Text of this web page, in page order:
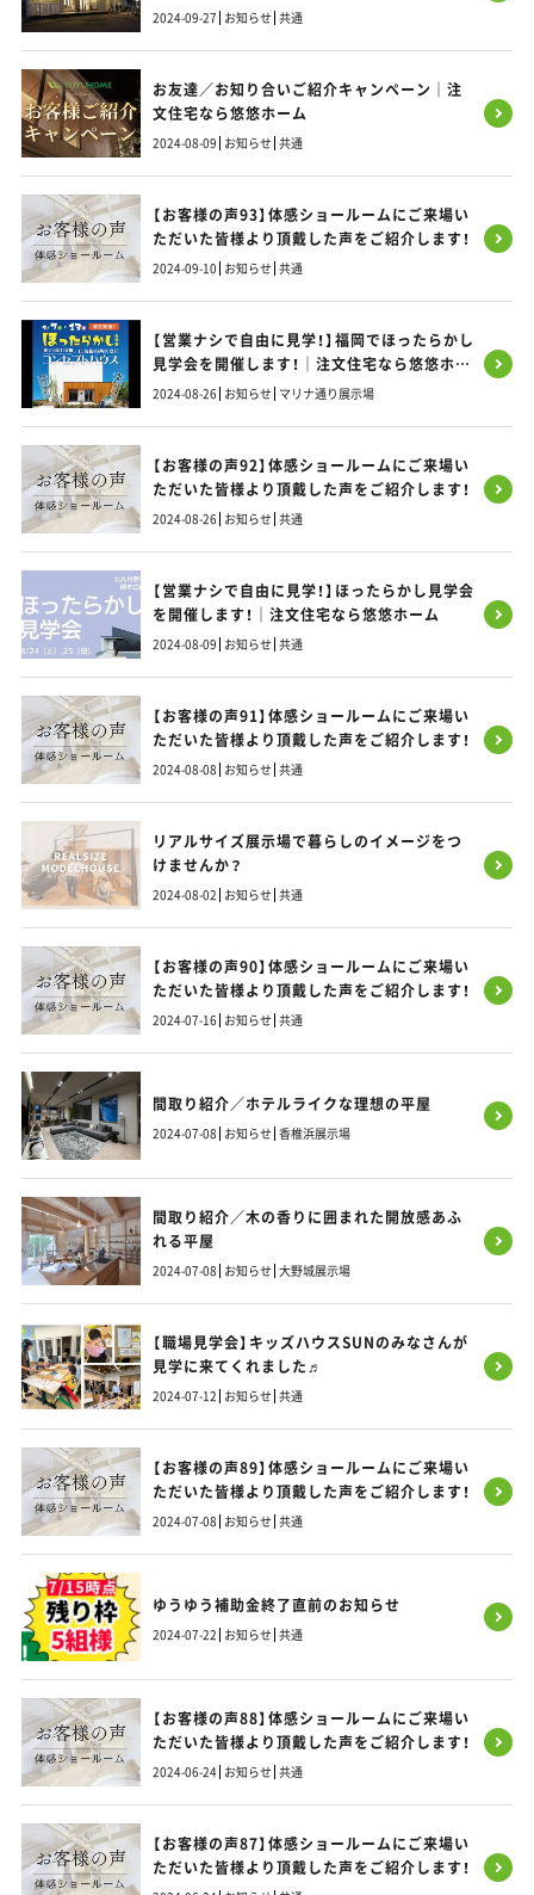
2024-09-27 お知らせ 共通
お友達／お知り合いご紹介キャンペーン｜注
文住宅なら悠悠ホーム
2024-08-09 お知らせ 共通
【お客様の声93】体感ショールームにご来場い
ただいた皆様より頂戴した声をご紹介します！
2024-09-10 お知らせ 共通
【営業ナシで自由に見学！】福岡でほったらかし
見学会を開催します！｜注文住宅なら悠悠ホー
ム
2024-08-26 お知らせ マリナ通り展示場
【お客様の声92】体感ショールームにご来場い
ただいた皆様より頂戴した声をご紹介します！
2024-08-26 お知らせ 共通
【営業ナシで自由に見学！】ほったらかし見学会
を開催します！｜注文住宅なら悠悠ホーム
2024-08-09 お知らせ 共通
【お客様の声91】体感ショールームにご来場い
ただいた皆様より頂戴した声をご紹介します！
2024-08-08 お知らせ 共通
リアルサイズ展示場で暮らしのイメージをつ
けませんか？
2024-08-02 お知らせ 共通
【お客様の声90】体感ショールームにご来場い
ただいた皆様より頂戴した声をご紹介します！
2024-07-16 お知らせ 共通
間取り紹介／ホテルライクな理想の平屋
2024-07-08 お知らせ 香椎浜展示場
間取り紹介／木の香りに囲まれた開放感あふ
れる平屋
2024-07-08 お知らせ 大野城展示場
【職場見学会】キッズハウスSUNのみなさんが
見学に来てくれました♬
2024-07-12 お知らせ 共通
【お客様の声89】体感ショールームにご来場い
ただいた皆様より頂戴した声をご紹介します！
2024-07-08 お知らせ 共通
ゆうゆう補助金終了直前のお知らせ
2024-07-22 お知らせ 共通
【お客様の声88】体感ショールームにご来場い
ただいた皆様より頂戴した声をご紹介します！
2024-06-24 お知らせ 共通
【お客様の声87】体感ショールームにご来場い
ただいた皆様より頂戴した声をご紹介します！